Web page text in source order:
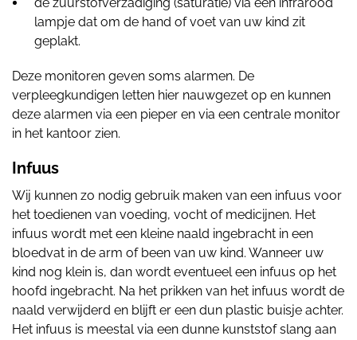
lampje dat om de hand of voet van uw kind zit
geplakt.
Deze monitoren geven soms alarmen. De
verpleegkundigen letten hier nauwgezet op en kunnen
deze alarmen via een pieper en via een centrale monitor
in het kantoor zien.
Infuus
Wij kunnen zo nodig gebruik maken van een infuus voor
het toedienen van voeding, vocht of medicijnen. Het
infuus wordt met een kleine naald ingebracht in een
bloedvat in de arm of been van uw kind. Wanneer uw
kind nog klein is, dan wordt eventueel een infuus op het
hoofd ingebracht. Na het prikken van het infuus wordt de
naald verwijderd en blijft er een dun plastic buisje achter.
Het infuus is meestal via een dunne kunststof slang aan